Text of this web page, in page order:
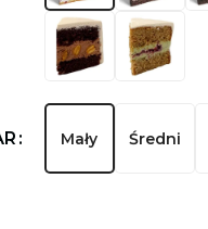
Mały Średni